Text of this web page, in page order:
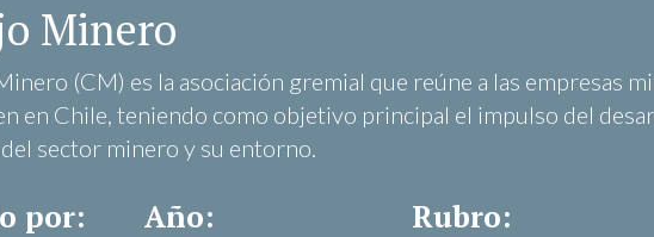
Minero
(CM) es la asociación gremial que reúne a las empresas
en Chile, teniendo como objetivo principal el impulso del
sector minero y su entorno.
por: Año: Rubro: